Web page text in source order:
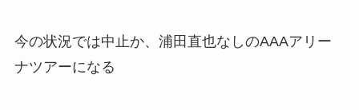
今の状況では中止か、浦田直也なしのAAAアリー
ナツアーになる